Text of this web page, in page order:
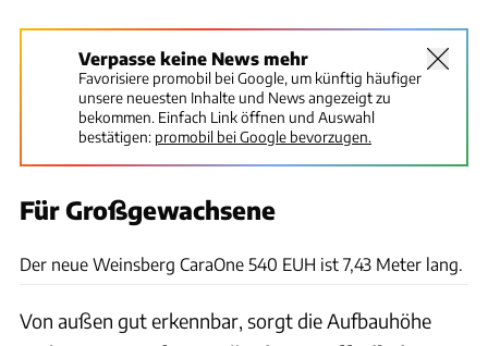
Verpasse keine News mehr
Favorisiere promobil bei Google, um künftig häufiger
unsere neuesten Inhalte und News angezeigt zu
bekommen. Einfach Link öffnen und Auswahl
bestätigen: promobil bei Google bevorzugen.
Für Großgewachsene
Der neue Weinsberg CaraOne 540 EUH ist 7,43 Meter lang.
Von außen gut erkennbar, sorgt die Aufbauhöhe